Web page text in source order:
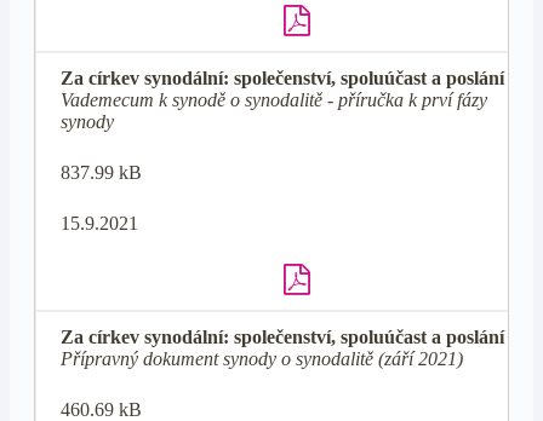
Za církev synodální: společenství, spoluúčast a poslání
Vademecum k synodě o synodalitě - příručka k prví fázy
synody
837.99 kB
15.9.2021
Za církev synodální: společenství, spoluúčast a poslání
Přípravný dokument synody o synodalitě (září 2021)
460.69 kB